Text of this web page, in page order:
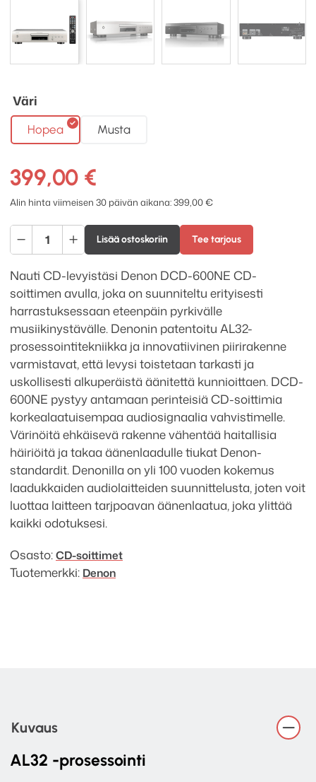
Väri
Hopea Musta
399,00 €
Alin hinta viimeisen 30 päivän aikana:399,00€
Denon
DCD-
600NE
CD-
soitin
määrä
Lisää ostoskoriin Tee tarjous
Nauti CD-levyistäsi Denon DCD-600NE CD-
soittimen avulla, joka on suunniteltu erityisesti
harrastuksessaan eteenpäin pyrkivälle
musiikinystävälle. Denonin patentoitu AL32-
prosessointitekniikka ja innovatiivinen piirirakenne
varmistavat, että levysi toistetaan tarkasti ja
uskollisesti alkuperäistä äänitettä kunnioittaen. DCD-
600NE pystyy antamaan perinteisiä CD-soittimia
korkealaatuisempaa audiosignaalia vahvistimelle.
Värinöitä ehkäisevä rakenne vähentää haitallisia
häiriöitä ja takaa äänenlaadulle tiukat Denon-
standardit. Denonilla on yli 100 vuoden kokemus
laadukkaiden audiolaitteiden suunnittelusta, joten voit
luottaa laitteen tarjpoavan äänenlaatua, joka ylittää
kaikki odotuksesi.
Osasto:CD-soittimet
Tuotemerkki: Denon
Kuvaus
AL32 -prosessointi